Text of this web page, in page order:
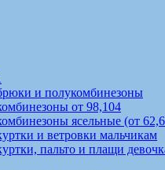
и полукомбинезоны
от 98,104
ясельные (от
и ветровки мальчикам
пальто и плащи